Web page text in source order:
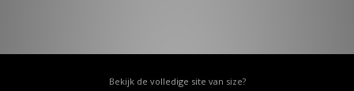
Bekijk de volledige site van size?